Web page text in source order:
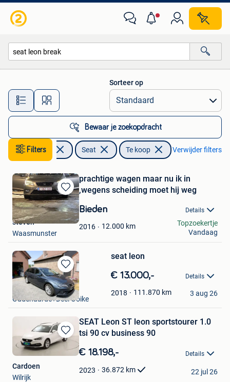
Alle afstanden…
Sorteer op
Bewaar je zoekopdracht
Filters
Auto's Seat Te koop Verwijder filters
Bewaren
in
Mijn
Favorieten
prachtige wagen maar nu ik in
,wegens scheiding moet hij weg
Bieden Details
2016 12.000 km
steven
Waasmunster
Topzoekertje
Vandaag
Bewaren
in
Mijn
Favorieten
seat leon
€ 13.000,- Details
2018 111.870 km
Dries van Mele
Oudenaarde+Deel Ooike
3 aug 26
Bewaren
in
Mijn
Favorieten
SEAT Leon ST leon sportstourer 1.0
tsi 90 cv business 90
€ 18.198,- Details
2023 36.872 km
Cardoen
Wilrijk
22 jul 26